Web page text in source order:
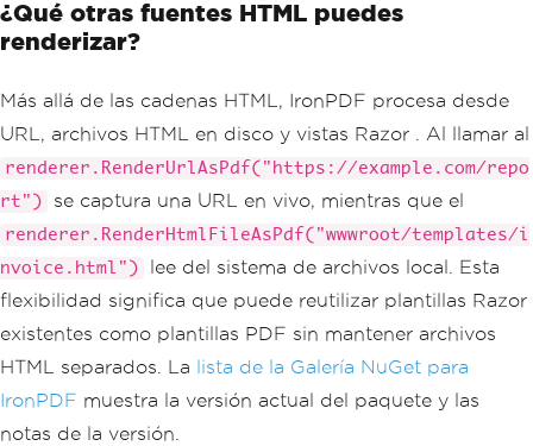
¿Qué otras fuentes HTML puedes
renderizar?
Más allá de las cadenas HTML, IronPDF procesa desde
URL, archivos HTML en disco y vistas Razor . Al llamar al
renderer.RenderUrlAsPdf("https://example.com/repo
rt")
se captura una URL en vivo, mientras que el
renderer.RenderHtmlFileAsPdf("wwwroot/templates/i
nvoice.html")
lee del sistema de archivos local. Esta
flexibilidad significa que puede reutilizar plantillas Razor
existentes como plantillas PDF sin mantener archivos
HTML separados. La lista de la Galería NuGet para
IronPDF muestra la versión actual del paquete y las
notas de la versión.